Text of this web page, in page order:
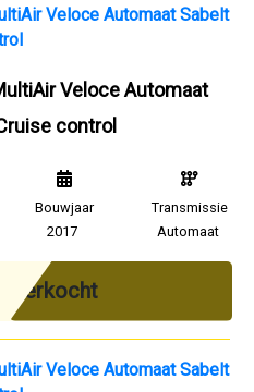
Veloce Automaat
control
Bouwjaar
2017
Transmissie
Automaat
Verkocht